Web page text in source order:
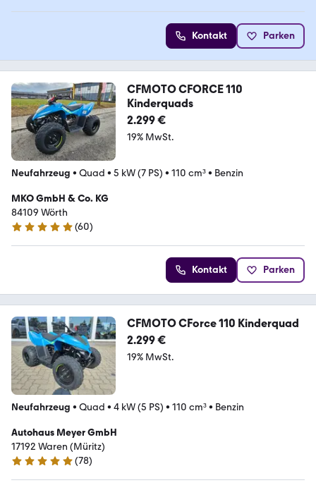
Kontakt Parken
CFMOTO CFORCE 110
Kinderquads
2.299 €
19% MwSt.
Neufahrzeug • Quad • 5 kW (7 PS) • 110 cm³• Benzin
MKO GmbH & Co. KG
84109 Wörth
4.8 Sterne
(60)
Kontakt Parken
CFMOTO CForce 110 Kinderquad
2.299 €
19% MwSt.
Neufahrzeug • Quad • 4 kW (5 PS) • 110 cm³• Benzin
Autohaus Meyer GmbH
17192 Waren (Müritz)
4.8 Sterne
(78)